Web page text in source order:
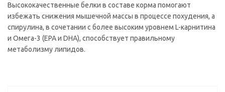
Высококачественные белки в составе корма помогают
избежать снижения мышечной массы в процессе похудения, а
спирулина, в сочетании с более высоким уровнем L-карнитина
и Омега-3 (EPA и DHA), способствует правильному
метаболизму липидов.